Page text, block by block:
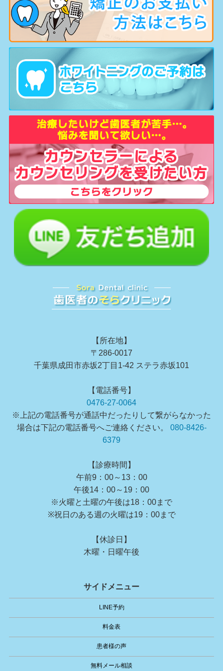
【所在地】
〒286-0017
千葉県成田市赤坂2丁目1-42 ステラ赤坂101
【電話番号】
0476-27-0064
※上記の電話番号が通話中だったりして繋がらなかった
場合は下記の電話番号へご連絡ください。 080-8426-
6379
【診療時間】
午前9：00～13：00
午後14：00～19：00
※火曜と土曜の午後は18：00まで
※祝日のある週の火曜は19：00まで
【休診日】
木曜・日曜午後
サイドメニュー
LINE予約
料金表
患者様の声
無料メール相談